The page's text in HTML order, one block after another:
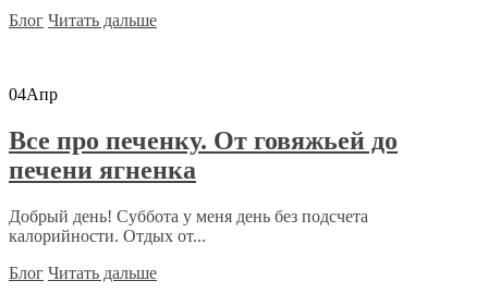
Блог Читать дальше
04Апр
Все про печенку. От говяжьей до
печени ягненка
Добрый день! Суббота у меня день без подсчета
калорийности. Отдых от...
Блог Читать дальше